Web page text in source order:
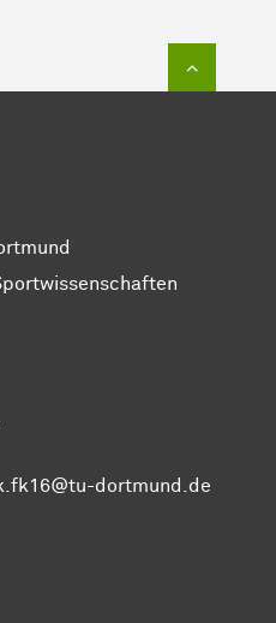
dortmund.de